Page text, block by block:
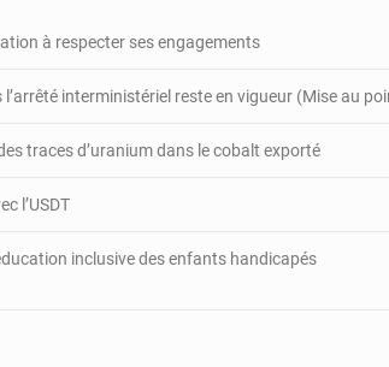
en
des
engagées
à respecter ses engagements
interministériel reste en vigueur (Mise au
traces d’uranium dans le cobalt exporté
l’USDT
inclusive des enfants handicapés